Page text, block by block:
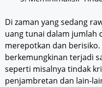
Di zaman yang sedang
uang tunai dalam jumlah
merepotkan dan berisiko.
berkemungkinan terjadi
seperti misalnya tindak
penjambretan dan lain-